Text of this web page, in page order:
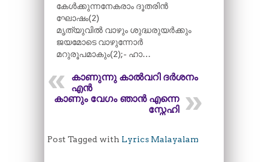
കേൾക്കുന്നനേകരാം ദൂതരിൻ
ഘോഷം(2)
മൃത്യുവിൽ വാഴും ശുദ്ധരുയർക്കും
ജയമോടെ വാഴുന്നോർ
മറുരൂപമാകും(2);- ഹാ…
കാണുന്നു കാൽവറി ദർശനം
എൻ
കാണും വേഗം ഞാൻ എന്നെ
സ്നേഹി
Post Tagged with Lyrics Malayalam